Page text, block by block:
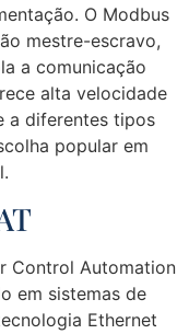
O Modbus
mestre-escravo,
a comunicação
alta velocidade
a diferentes tipos
popular em
Control Automation
em sistemas de
Ethernet